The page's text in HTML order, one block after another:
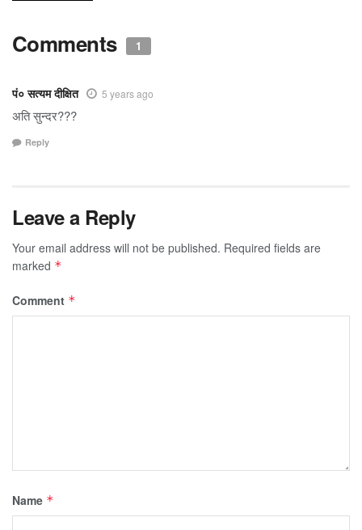
Comments 1
पं० सत्यम दीक्षित 5 years ago
अति सुन्दर???
Reply
Leave a Reply
Your email address will not be published. Required fields are
marked *
Comment *
Name *